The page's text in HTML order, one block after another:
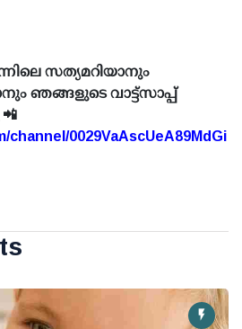
സത്യമറിയാനും
ഞങ്ങളുടെ വാട്ട്സാപ്പ്
channel/0029VaAscUeA89MdGi